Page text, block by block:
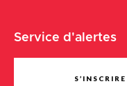
Service d'alertes